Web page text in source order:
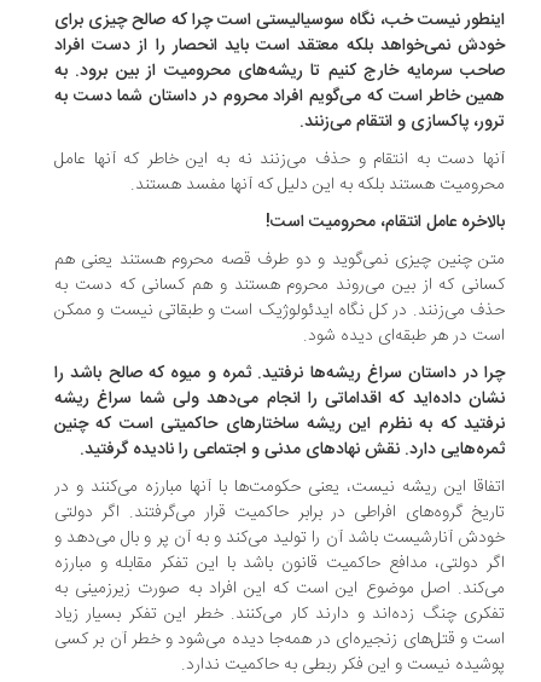
نیست خب، نگاه سوسیالیستی است چرا که صالح چیزی برای
نمی‌خواهد بلکه معتقد است باید انحصار را از دست افراد
سرمایه خارج کنیم تا ریشه‌های محرومیت از بین برود. به
خاطر است که می‌گویم افراد محروم در داستان شما دست به
پاکسازی و انتقام می‌زنند.
دست به انتقام و حذف می‌زنند نه به این خاطر که آنها عامل
هستند بلکه به این دلیل که آنها مفسد هستند.
عامل انتقام، محرومیت است!
چنین چیزی نمی‌گوید و دو طرف قصه محروم هستند یعنی هم
که از بین می‌روند محروم هستند و هم کسانی که دست به
می‌زنند. در کل نگاه ایدئولوژیک است و طبقاتی نیست و ممکن
در هر طبقه‌ای دیده شود.
در داستان سراغ ریشه‌ها نرفتید. ثمره و میوه که صالح باشد را
داده‌اید که اقداماتی را انجام می‌دهد ولی شما سراغ ریشه
که به نظرم این ریشه ساختارهای حاکمیتی است که چنین
دارد. نقش نهادهای مدنی و اجتماعی را نادیده گرفتید.
این ریشه نیست، یعنی حکومت‌ها با آنها مبارزه می‌کنند و در
گروه‌های افراطی در برابر حاکمیت قرار می‌گرفتند. اگر دولتی
آنارشیست باشد آن را تولید می‌کند و به آن پر و بال می‌دهد و
دولتی، مدافع حاکمیت قانون باشد با این تفکر مقابله و مبارزه
اصل موضوع این است که این افراد به صورت زیرزمینی به
چنگ زده‌اند و دارند کار می‌کنند. خطر این تفکر بسیار زیاد
و قتل‌های زنجیره‌ای در همه‌جا دیده می‌شود و خطر آن بر کسی
نیست و این فکر ربطی به حاکمیت ندارد.